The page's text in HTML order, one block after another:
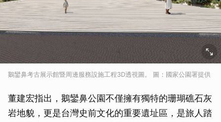
鵝鑾鼻考古展示館暨周邊服務設施工程3D透視圖。 圖：國家公園署提供
董建宏指出，鵝鑾鼻公園不僅擁有獨特的珊瑚礁石灰
岩地貌，更是台灣史前文化的重要遺址區，是旅人踏